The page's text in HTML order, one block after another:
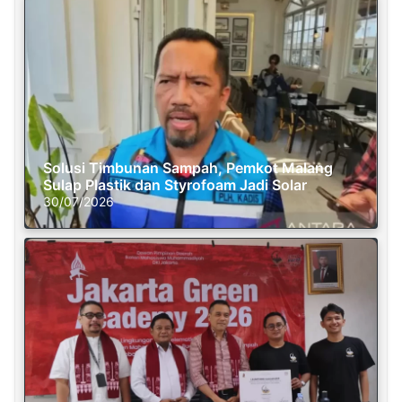
Solusi Timbunan Sampah, Pemkot Malang
Sulap Plastik dan Styrofoam Jadi Solar
30/07/2026